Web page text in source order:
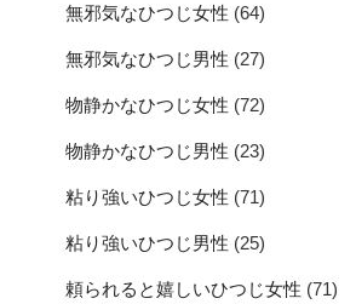
無邪気なひつじ女性 (64)
無邪気なひつじ男性 (27)
物静かなひつじ女性 (72)
物静かなひつじ男性 (23)
粘り強いひつじ女性 (71)
粘り強いひつじ男性 (25)
頼られると嬉しいひつじ女性 (71)